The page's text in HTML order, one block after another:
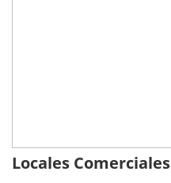
Locales Comerciales